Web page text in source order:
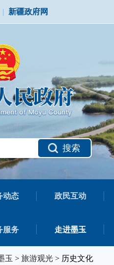
| 新疆政府网
搜索
动态 政民互动
服务 走进墨玉
玉 > 旅游观光 > 历史文化